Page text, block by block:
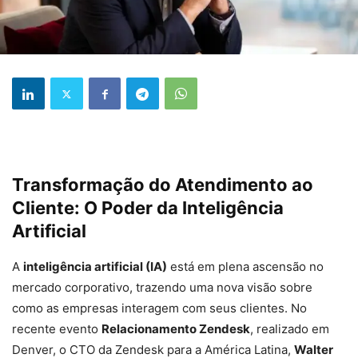
Transformação do Atendimento ao
Cliente: O Poder da Inteligência
Artificial
A inteligência artificial (IA) está em plena ascensão no
mercado corporativo, trazendo uma nova visão sobre
como as empresas interagem com seus clientes. No
recente evento Relacionamento Zendesk, realizado em
Denver, o CTO da Zendesk para a América Latina, Walter